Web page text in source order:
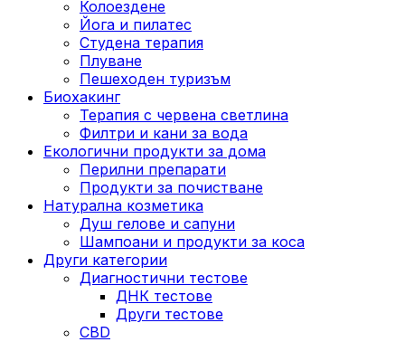
Колоездене
Йога и пилатес
Студена терапия
Плуване
Пешеходен туризъм
Биохакинг
Терапия с червена светлина
Филтри и кани за вода
Екологични продукти за дома
Перилни препарати
Продукти за почистване
Натурална козметика
Душ гелове и сапуни
Шампоани и продукти за коса
Други категории
Диагностични тестове
ДНК тестове
Други тестове
CBD